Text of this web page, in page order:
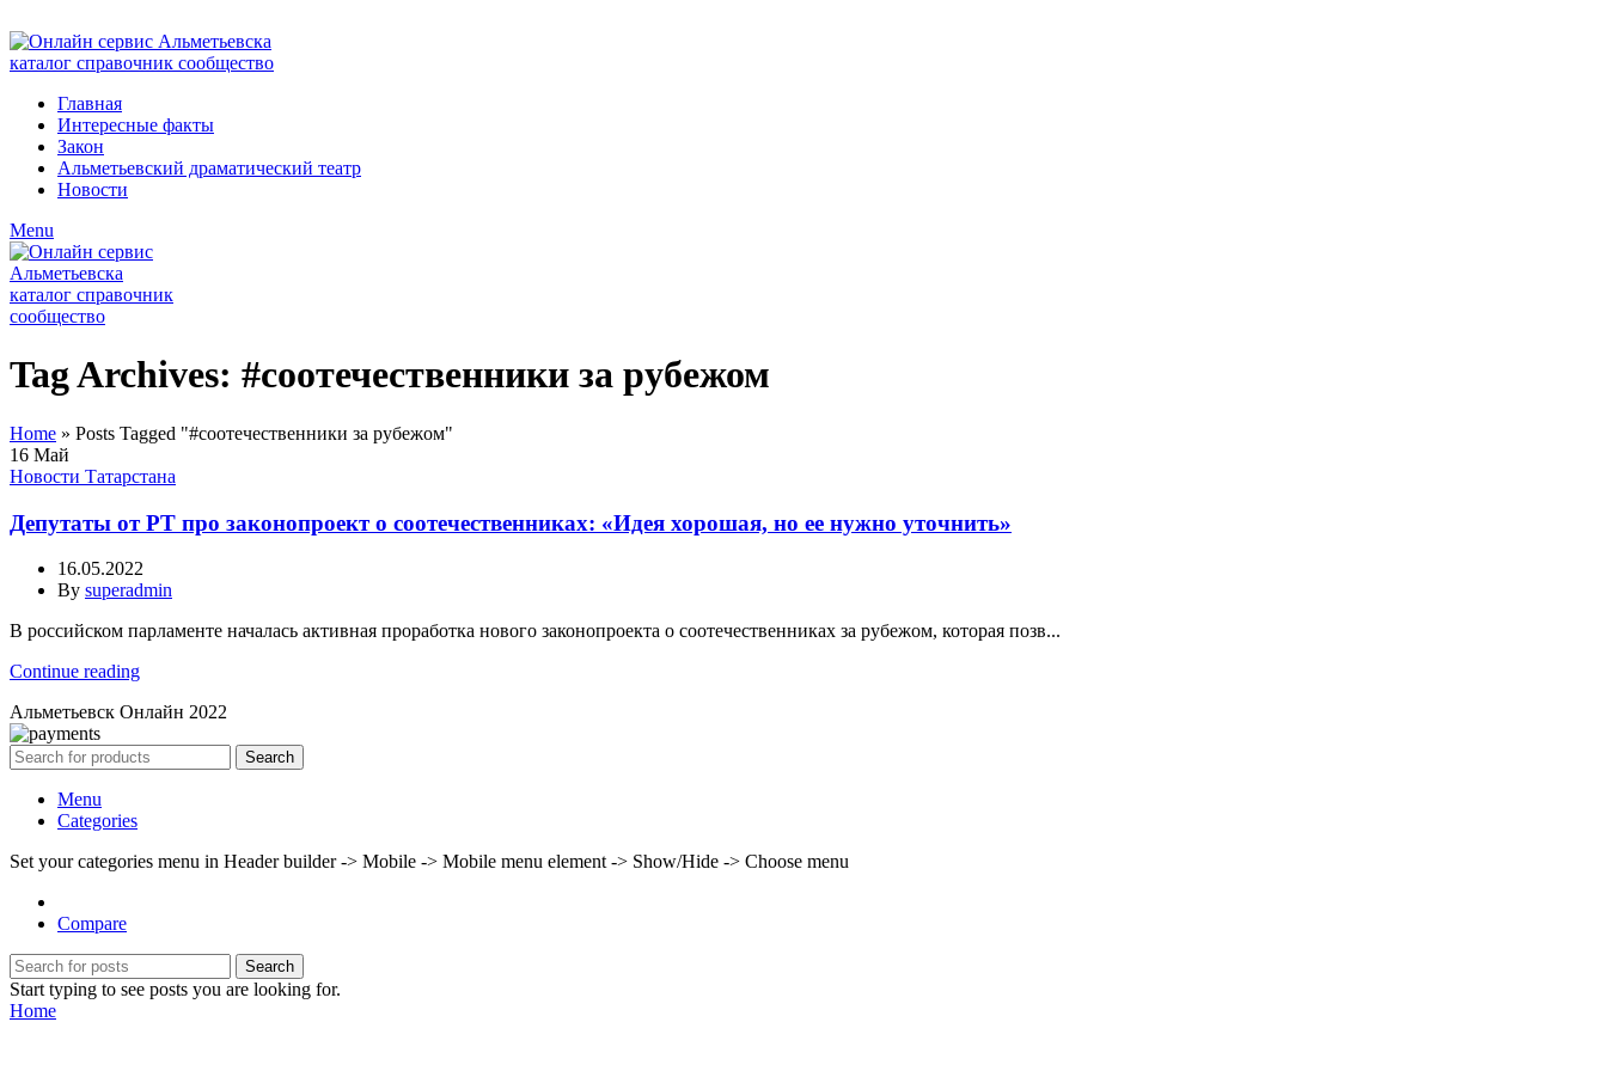
Главная
Интересные факты
Закон
Альметьевский драматический театр
Новости
Menu
Tag Archives: #соотечественники за рубежом
Home » Posts Tagged "#соотечественники за рубежом"
16 Май
Новости Татарстана
Депутаты от РТ про законопроект о соотечественниках: «Идея хорошая, но ее нужно уточнить»
16.05.2022
By superadmin
В российском парламенте началась активная проработка нового законопроекта о соотечественниках за рубежом, которая позв...
Continue reading
Альметьевск Онлайн 2022
Search
Menu
Categories
Set your categories menu in Header builder -> Mobile -> Mobile menu element -> Show/Hide -> Choose menu
Compare
Search
Start typing to see posts you are looking for.
Home